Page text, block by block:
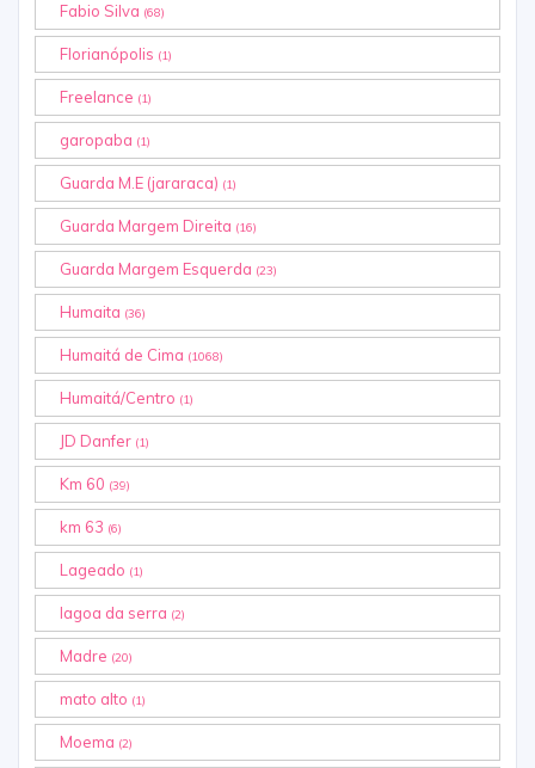
Fabio Silva (68)
Florianópolis (1)
Freelance (1)
garopaba (1)
Guarda M.E (jararaca) (1)
Guarda Margem Direita (16)
Guarda Margem Esquerda (23)
Humaita (36)
Humaitá de Cima (1068)
Humaitá/Centro (1)
JD Danfer (1)
Km 60 (39)
km 63 (6)
Lageado (1)
lagoa da serra (2)
Madre (20)
mato alto (1)
Moema (2)